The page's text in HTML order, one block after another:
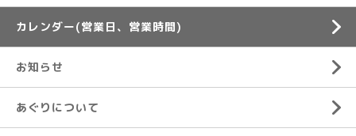
カレンダー(営業日、営業時間)
お知らせ
あぐりについて